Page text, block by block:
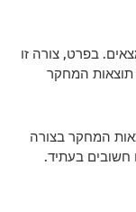
בפרט, צורה זו
המחקר
המחקר בצורה
חשובים בעתיד.